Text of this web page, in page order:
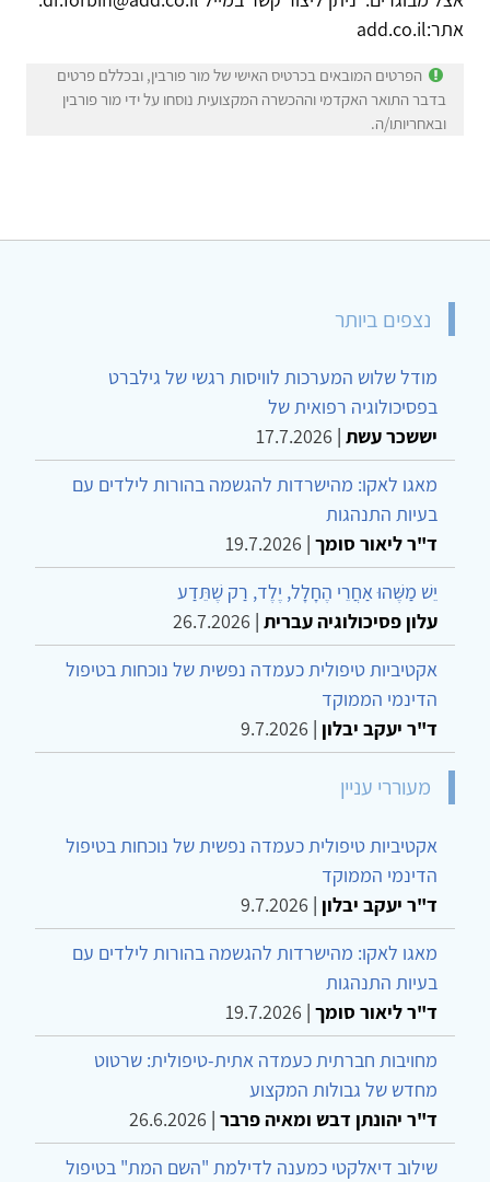
אתר:add.co.il
הפרטים המובאים בכרטיס האישי של מור פורבין, ובכללם פרטים
בדבר התואר האקדמי וההכשרה המקצועית נוסחו על ידי מור פורבין
ובאחריותו/ה.
נצפים ביותר
מודל שלוש המערכות לוויסות רגשי של גילברט
בפסיכולוגיה רפואית של
יששכר עשת |
17.7.2026
מאגו לאקו: מהישרדות להגשמה בהורות לילדים עם
בעיות התנהגות
ד"ר ליאור סומך |
19.7.2026
יֵשׁ מַשֶּׁהוּ אַחֲרֵי הֶחָלָל, יֶלֶד, רַק שֶׁתֵּדַע
עלון פסיכולוגיה עברית |
26.7.2026
אקטיביות טיפולית כעמדה נפשית של נוכחות בטיפול
הדינמי הממוקד
ד"ר יעקב יבלון |
9.7.2026
מעוררי עניין
אקטיביות טיפולית כעמדה נפשית של נוכחות בטיפול
הדינמי הממוקד
ד"ר יעקב יבלון |
9.7.2026
מאגו לאקו: מהישרדות להגשמה בהורות לילדים עם
בעיות התנהגות
ד"ר ליאור סומך |
19.7.2026
מחויבות חברתית כעמדה אתית-טיפולית: שרטוט
מחדש של גבולות המקצוע
ד"ר יהונתן דבש ומאיה פרבר |
26.6.2026
שילוב דיאלקטי כמענה לדילמת "השם המת" בטיפול